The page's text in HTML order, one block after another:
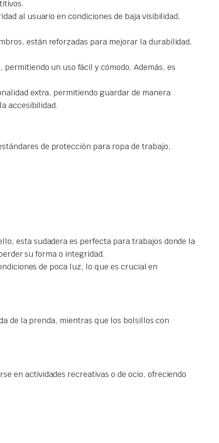
al usuario en condiciones de baja visibilidad,
están reforzadas para mejorar la durabilidad,
un uso fácil y cómodo. Además, es
extra, permitiendo guardar de manera
accesibilidad.
de protección para ropa de trabajo,
esta sudadera es perfecta para trabajos donde la
su forma o integridad.
de poca luz, lo que es crucial en
de la prenda, mientras que los bolsillos con
en actividades recreativas o de ocio, ofreciendo